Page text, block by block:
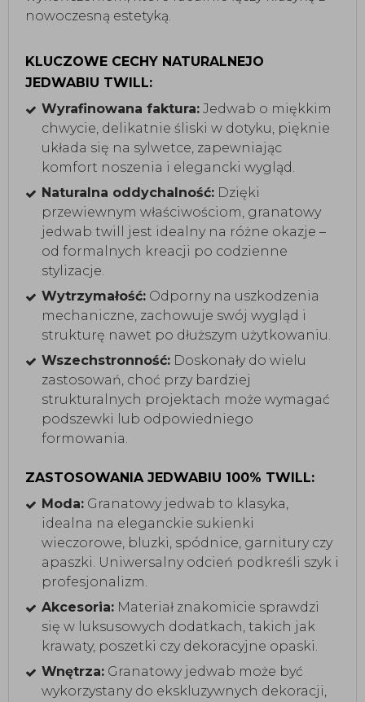
nowoczesną estetyką.
KLUCZOWE CECHY NATURALNEJO
JEDWABIU TWILL:
Wyrafinowana faktura: Jedwab o miękkim
chwycie, delikatnie śliski w dotyku, pięknie
układa się na sylwetce, zapewniając
komfort noszenia i elegancki wygląd.
Naturalna oddychalność: Dzięki
przewiewnym właściwościom, granatowy
jedwab twill jest idealny na różne okazje –
od formalnych kreacji po codzienne
stylizacje.
Wytrzymałość: Odporny na uszkodzenia
mechaniczne, zachowuje swój wygląd i
strukturę nawet po dłuższym użytkowaniu.
Wszechstronność: Doskonały do wielu
zastosowań, choć przy bardziej
strukturalnych projektach może wymagać
podszewki lub odpowiedniego
formowania.
ZASTOSOWANIA JEDWABIU 100% TWILL:
Moda: Granatowy jedwab to klasyka,
idealna na eleganckie sukienki
wieczorowe, bluzki, spódnice, garnitury czy
apaszki. Uniwersalny odcień podkreśli szyk i
profesjonalizm.
Akcesoria: Materiał znakomicie sprawdzi
się w luksusowych dodatkach, takich jak
krawaty, poszetki czy dekoracyjne opaski.
Wnętrza: Granatowy jedwab może być
wykorzystany do ekskluzywnych dekoracji,